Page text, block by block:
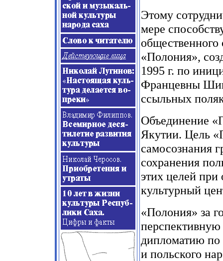
Этому
мере
общественного
«Полония»,
1995 г. по
Францевны
ссыльных
Объединение
Якутии. Цель
самосознания
сохранения
этих целей
культурный
«Полония» за
перспективную
дипломатию по
и польского